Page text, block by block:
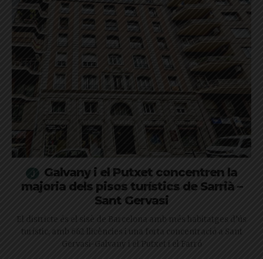
Galvany i el Putxet concentren la
majoria dels pisos turístics de Sarrià –
Sant Gervasi
El districte és el sisè de Barcelona amb més habitatges d’ús
turístic, amb 662 llicències i una forta concentració a Sant
Gervasi-Galvany i el Putxet i el Farró